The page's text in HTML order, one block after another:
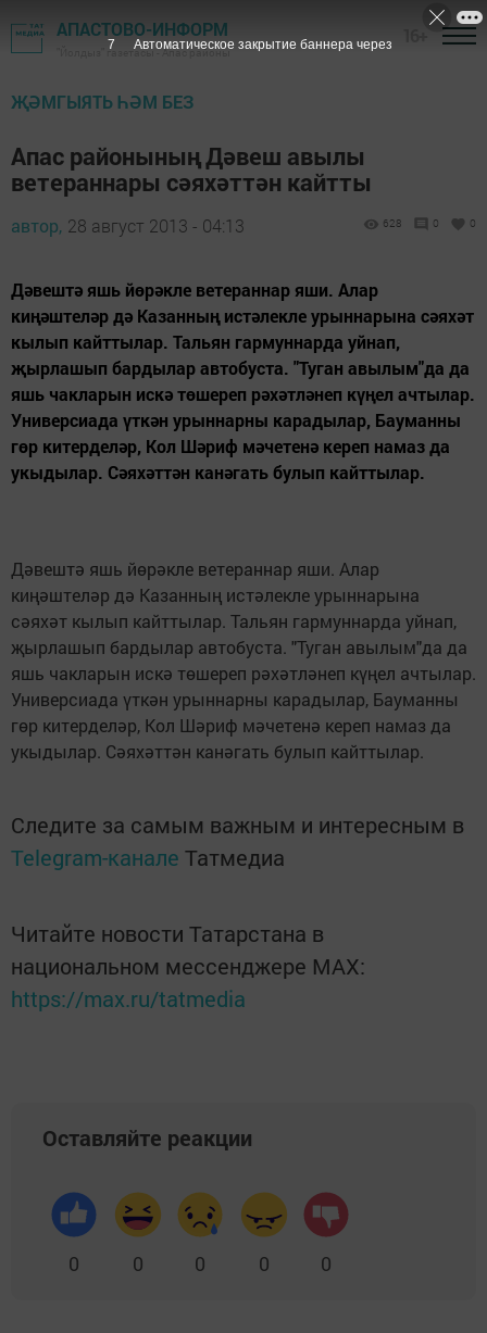
АПАСТОВО-ИНФОРМ
"Йолдыз" газетасы - Апас районы
ҖӘМГЫЯТЬ ҺӘМ БЕЗ
Апас районының Дәвеш авылы
ветераннары сәяхәттән кайтты
автор, 28 август 2013 - 04:13 628 0 0
Дәвештә яшь йөрәкле ветераннар яши. Алар
киңәштеләр дә Казанның истәлекле урыннарына сәяхәт
кылып кайттылар. Тальян гармуннарда уйнап,
җырлашып бардылар автобуста. "Туган авылым"да да
яшь чакларын искә төшереп рәхәтләнеп күңел ачтылар.
Универсиада үткән урыннарны карадылар, Бауманны
гөр китерделәр, Кол Шәриф мәчетенә кереп намаз да
укыдылар. Сәяхәттән канәгать булып кайттылар.
Дәвештә яшь йөрәкле ветераннар яши. Алар
киңәштеләр дә Казанның истәлекле урыннарына
сәяхәт кылып кайттылар. Тальян гармуннарда уйнап,
җырлашып бардылар автобуста. "Туган авылым"да да
яшь чакларын искә төшереп рәхәтләнеп күңел ачтылар.
Универсиада үткән урыннарны карадылар, Бауманны
гөр китерделәр, Кол Шәриф мәчетенә кереп намаз да
укыдылар. Сәяхәттән канәгать булып кайттылар.
Следите за самым важным и интересным в
Telegram-канале Татмедиа
Читайте новости Татарстана в
национальном мессенджере MАХ:
https://max.ru/tatmedia
Оставляйте реакции
0 0 0 0 0
6 Автоматическое закрытие баннера через